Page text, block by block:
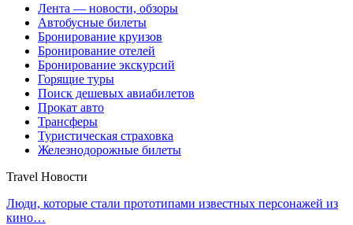
Лента — новости, обзоры
Автобусные билеты
Бронирование круизов
Бронирование отелей
Бронирование экскурсий
Горящие туры
Поиск дешевых авиабилетов
Прокат авто
Трансферы
Туристическая страховка
Железнодорожные билеты
Travel Новости
Люди, которые стали прототипами известных персонажей из
кино…